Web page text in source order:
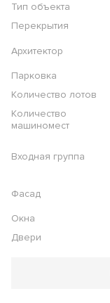
Тип объекта
Перекрытия
Архитектор
Парковка
Количество лотов
Количество
машиномест
Входная группа
Фасад
Окна
Двери